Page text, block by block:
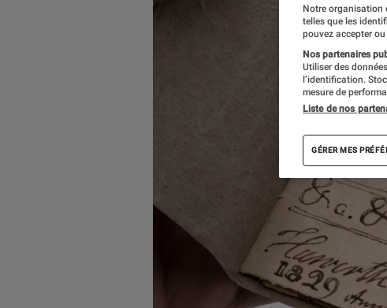
Notre organisation
telles que les
pouvez accepter
Nos partenaires
Utiliser des
l’identification.
mesure de
Liste de nos
GÉRER MES